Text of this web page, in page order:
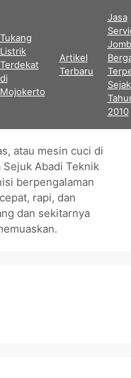
Tukang
Listrik
Terdekat
di
Mojokerto
Artikel
Terbaru
Jasa
Sejak
2010
atau mesin cuci di
Sejuk Abadi Teknik
berpengalaman
rapi, dan
dan sekitarnya